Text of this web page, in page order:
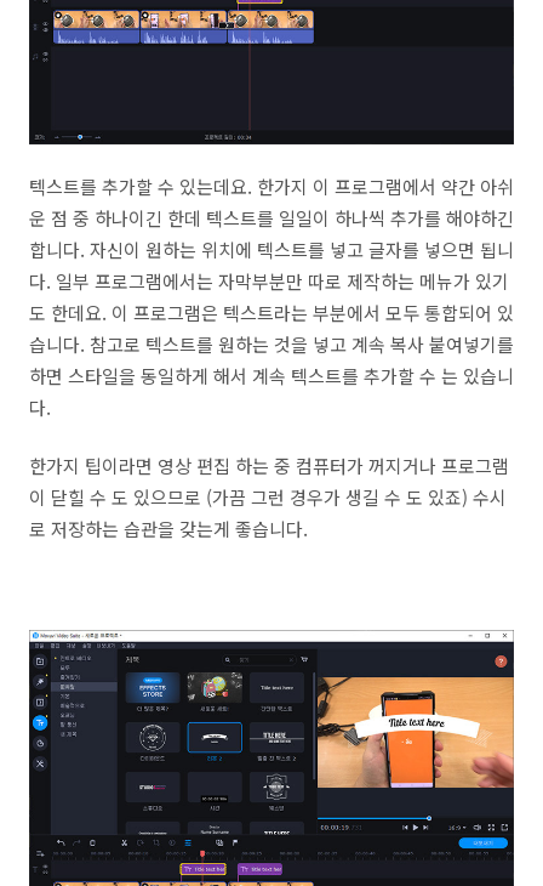
텍스트를 추가할 수 있는데요. 한가지 이 프로그램에서 약간 아쉬
운 점 중 하나이긴 한데 텍스트를 일일이 하나씩 추가를 해야하긴
합니다. 자신이 원하는 위치에 텍스트를 넣고 글자를 넣으면 됩니
다. 일부 프로그램에서는 자막부분만 따로 제작하는 메뉴가 있기
도 한데요. 이 프로그램은 텍스트라는 부분에서 모두 통합되어 있
습니다. 참고로 텍스트를 원하는 것을 넣고 계속 복사 붙여넣기를
하면 스타일을 동일하게 해서 계속 텍스트를 추가할 수 는 있습니
다.
한가지 팁이라면 영상 편집 하는 중 컴퓨터가 꺼지거나 프로그램
이 닫힐 수 도 있으므로 (가끔 그런 경우가 생길 수 도 있죠) 수시
로 저장하는 습관을 갖는게 좋습니다.